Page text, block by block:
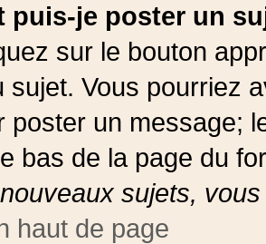
puis-je poster un
sur le bouton
sujet. Vous pourriez
poster un message;
bas de la page du
sujets,
haut de page